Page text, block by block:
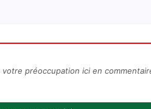
préoccupation ici en